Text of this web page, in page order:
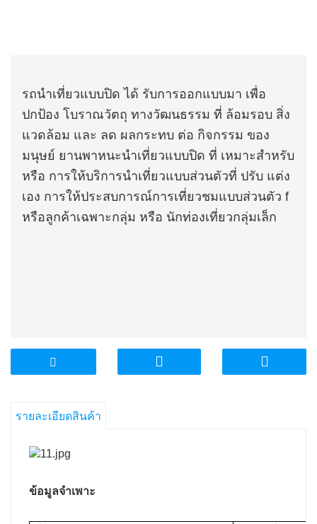
รถนำเที่ยวแบบปิด ได้ รับการออกแบบมา เพื่อ
ปกป้อง โบราณวัตถุ ทางวัฒนธรรม ที่ ล้อมรอบ สิ่ง
แวดล้อม และ ลด ผลกระทบ ต่อ กิจกรรม ของ
มนุษย์ ยานพาหนะนำเที่ยวแบบปิด ที่ เหมาะสำหรับ
หรือ การให้บริการนำเที่ยวแบบส่วนตัวที่ ปรับ แต่ง
เอง การให้ประสบการณ์การเที่ยวชมแบบส่วนตัว f
หรือลูกค้าเฉพาะกลุ่ม หรือ นักท่องเที่ยวกลุ่มเล็ก
รายละเอียดสินค้า
ข้อมูลจำเพาะ